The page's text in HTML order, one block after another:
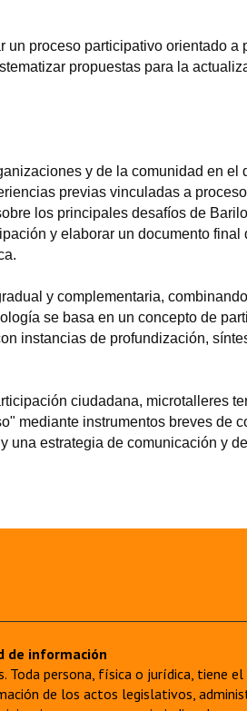
proceso participativo orientado a
propuestas para la
y de la comunidad en el
previas vinculadas a
los principales desafíos de
y elaborar un documento final
y complementaria,
se basa en un concepto de
instancias de profundización,
ciudadana, microtalleres
mediante instrumentos breves de
una estrategia de comunicación y
de información
Toda persona, física o jurídica, tiene
de los actos legislativos,